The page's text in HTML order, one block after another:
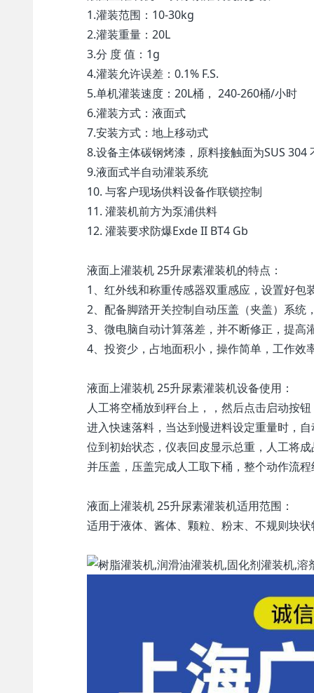
1.灌装范围：10-30kg
2.灌装重量：20L
3.分 度 值：1g
4.灌装允许误差：0.1% F.S.
5.单机灌装速度：20L桶， 240-260桶/小时
6.灌装方式：液面式
7.安装方式：地上移动式
8.设备主体碳钢烤漆，原料接触面为SUS 304
9.液面式半自动灌装系统
10. 与客户现场供料设备作联锁控制
11. 灌装机前方为泵浦供料
12. 灌装要求防爆Exde II BT4 Gb
液面上灌装机 25升尿素灌装机的特点：
1、红外线和称重传感器双重感应，设置好
2、配备脚踏开关控制自动压盖（夹盖）系统
3、微电脑自动计算落差，并不断修正，提高
4、投资少，占地面积小，操作简单，工作效
液面上灌装机 25升尿素灌装机设备使用：
人工将空桶放到秤台上，，然后点击启动按
进入快速落料，当达到慢进料设定重量时，
位到初始状态，仪表回皮显示总重，人工将
并压盖，压盖完成人工取下桶，整个动作流
液面上灌装机 25升尿素灌装机适用范围：
适用于液体、酱体、颗粒、粉末、不规则块